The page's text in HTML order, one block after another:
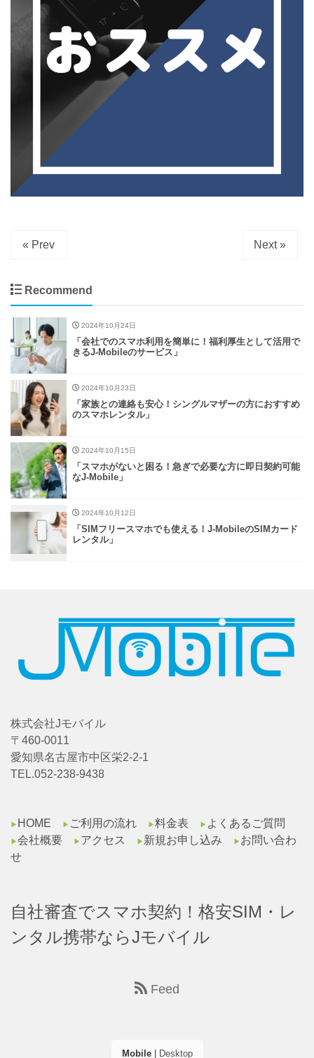
« Prev Next »
Recommend
2024年10月24日
「会社でのスマホ利用を簡単に！福利厚生として活用で
きるJ-Mobileのサービス」
2024年10月23日
「家族との連絡も安心！シングルマザーの方におすすめ
のスマホレンタル」
2024年10月15日
「スマホがないと困る！急ぎで必要な方に即日契約可能
なJ-Mobile」
2024年10月12日
「SIMフリースマホでも使える！J-MobileのSIMカード
レンタル」
株式会社Jモバイル
〒460-0011
愛知県名古屋市中区栄2-2-1
TEL.052-238-9438
▶︎ HOME ▶︎ ご利用の流れ ▶︎料金表 ▶︎ よくあるご質問
▶︎会社概要 ▶︎ アクセス ▶︎ 新規お申し込み ▶︎ お問い合わ
せ
自社審査でスマホ契約！格安SIM・レ
ンタル携帯ならJモバイル
Feed
Mobile| Desktop